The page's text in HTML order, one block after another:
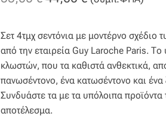
was:
55,00 €.
τιμή
είναι:
44,00 €.
Σετ 4τμχ σεντόνια με μοντέρνο
από την εταιρεία Guy Laroche Paris.
κλωστών, που τα καθιστά ανθεκτικά,
πανωσέντονο, ένα κατωσέντονο και
Συνδυάστε τα με τα υπόλοιπα
αποτέλεσμα.